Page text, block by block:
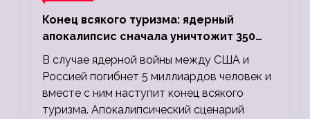
Конец всякого туризма: ядерный
апокалипсис сначала уничтожит 350
миллионов, а потом 5 миллиардов
людей
В случае ядерной войны между США и
Россией погибнет 5 миллиардов человек и
вместе с ним наступит конец всякого
туризма. Апокалипсический сценарий